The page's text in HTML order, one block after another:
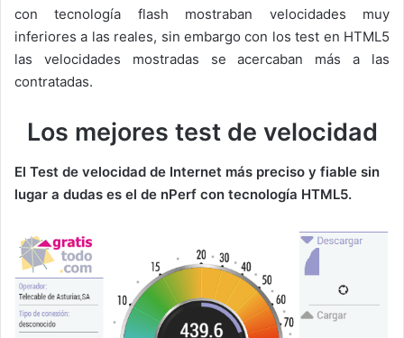
con tecnología flash mostraban velocidades muy
inferiores a las reales, sin embargo con los test en HTML5
las velocidades mostradas se acercaban más a las
contratadas.
Los mejores test de velocidad
El Test de velocidad de Internet más preciso y fiable sin
lugar a dudas es el de nPerf con tecnología HTML5.